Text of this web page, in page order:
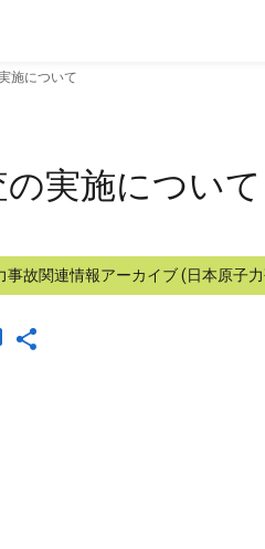
施について
実施について
事故関連情報アーカイブ (日本原子